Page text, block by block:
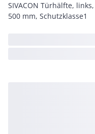
SIVACON Türhälfte,
500 mm, Schutzklasse1